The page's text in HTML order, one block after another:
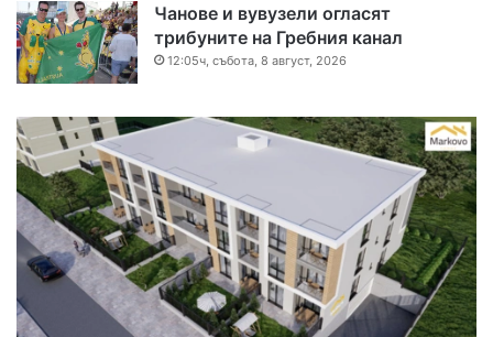
Чанове и вувузели огласят
трибуните на Гребния канал
12:05ч, събота, 8 август, 2026